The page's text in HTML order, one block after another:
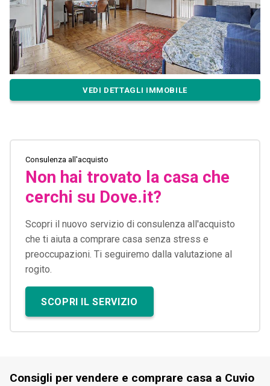
VEDI DETTAGLI IMMOBILE
Consulenza all'acquisto
Non hai trovato la casa che
cerchi su Dove.it?
Scopri il nuovo servizio di consulenza all'acquisto
che ti aiuta a comprare casa senza stress e
preoccupazioni. Ti seguiremo dalla valutazione al
rogito.
SCOPRI IL SERVIZIO
Consigli per vendere e comprare casa a Cuvio